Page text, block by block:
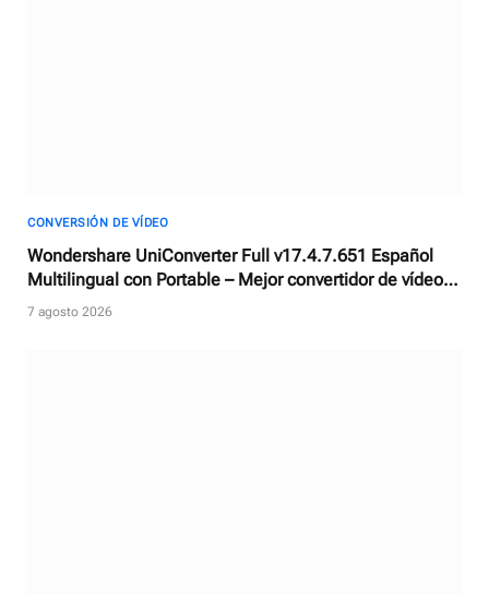
CONVERSIÓN DE VÍDEO
Wondershare UniConverter Full v17.4.7.651 Español
Multilingual con Portable – Mejor convertidor de vídeos
con AI
7 agosto 2026